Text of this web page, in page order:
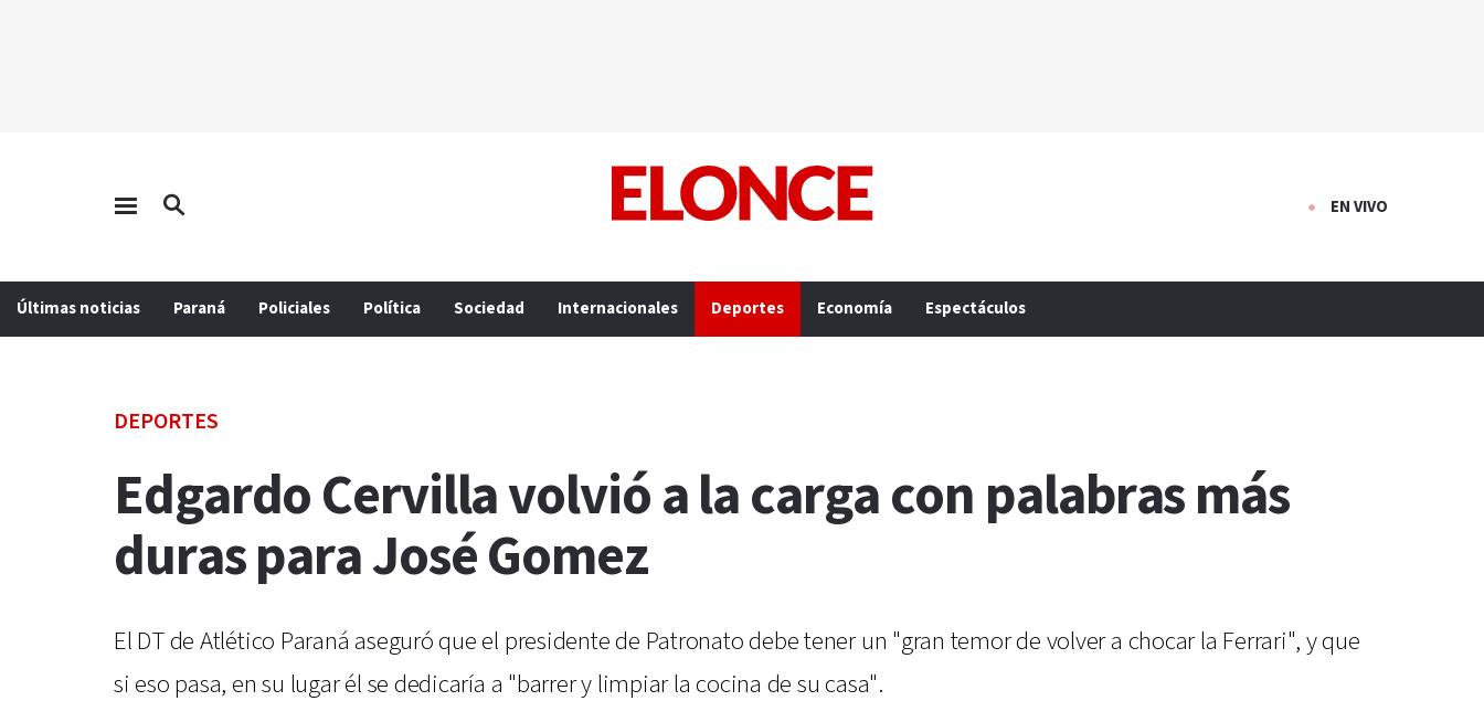
EN VIVO
Últimas noticias Paraná Policiales Política Sociedad Internacionales Deportes Economía Espectáculos
DEPORTES
Edgardo Cervilla volvió a la carga con palabras más
duras para José Gomez
El DT de Atlético Paraná aseguró que el presidente de Patronato debe tener un "gran temor de volver a chocar la Ferrari", y que
si eso pasa, en su lugar él se dedicaría a "barrer y limpiar la cocina de su casa".